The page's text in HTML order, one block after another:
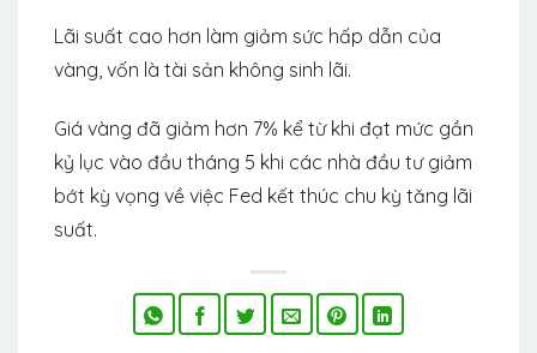
Lãi suất cao hơn làm giảm sức hấp dẫn của
vàng, vốn là tài sản không sinh lãi.
Giá vàng đã giảm hơn 7% kể từ khi đạt mức gần
kỷ lục vào đầu tháng 5 khi các nhà đầu tư giảm
bớt kỳ vọng về việc Fed kết thúc chu kỳ tăng lãi
suất.